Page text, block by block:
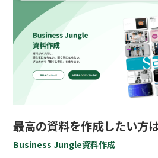
最高の資料を作成したい方
Business Jungle資料作成